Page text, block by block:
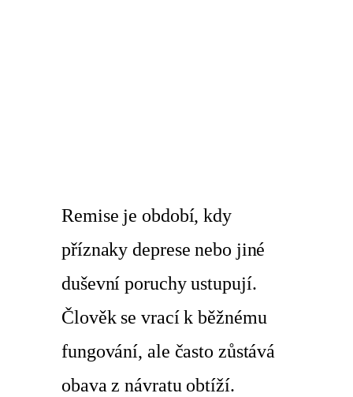
Remise je období, kdy
příznaky deprese nebo jiné
duševní poruchy ustupují.
Člověk se vrací k běžnému
fungování, ale často zůstává
obava z návratu obtíží.